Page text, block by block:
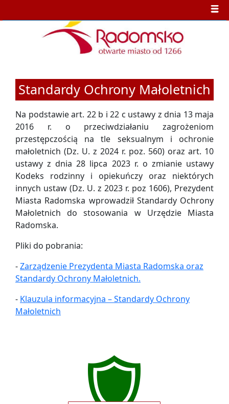
Standardy Ochrony Małoletnich
Na podstawie art. 22 b i 22 c ustawy z dnia 13 maja
2016 r. o przeciwdziałaniu zagrożeniom
przestępczością na tle seksualnym i ochronie
małoletnich (Dz. U. z 2024 r. poz. 560) oraz art. 10
ustawy z dnia 28 lipca 2023 r. o zmianie ustawy
Kodeks rodzinny i opiekuńczy oraz niektórych
innych ustaw (Dz. U. z 2023 r. poz 1606), Prezydent
Miasta Radomska wprowadził Standardy Ochrony
Małoletnich do stosowania w Urzędzie Miasta
Radomska.
Pliki do pobrania:
-Zarządzenie Prezydenta Miasta Radomska oraz
Standardy Ochrony Małoletnich.
- Klauzula informacyjna – Standardy Ochrony
Małoletnich